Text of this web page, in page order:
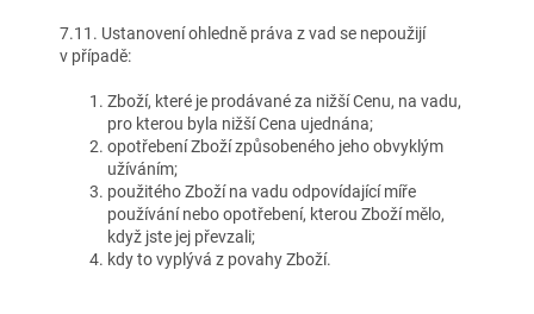
7.11. Ustanovení ohledně práva z vad se nepoužijí
v případě:
Zboží, které je prodávané za nižší Cenu, na vadu,
pro kterou byla nižší Cena ujednána;
opotřebení Zboží způsobeného jeho obvyklým
užíváním;
použitého Zboží na vadu odpovídající míře
používání nebo opotřebení, kterou Zboží mělo,
když jste jej převzali;
kdy to vyplývá z povahy Zboží.